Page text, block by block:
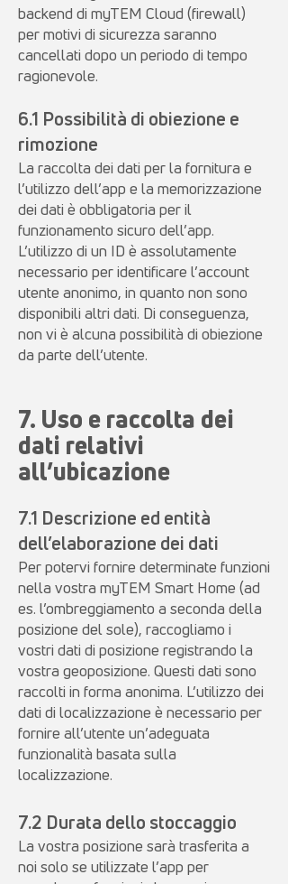
backend di myTEM Cloud (firewall)
per motivi di sicurezza saranno
cancellati dopo un periodo di tempo
ragionevole.
6.1 Possibilità di obiezione e
rimozione
La raccolta dei dati per la fornitura e
l’utilizzo dell’app e la memorizzazione
dei dati è obbligatoria per il
funzionamento sicuro dell’app.
L’utilizzo di un ID è assolutamente
necessario per identificare l’account
utente anonimo, in quanto non sono
disponibili altri dati. Di conseguenza,
non vi è alcuna possibilità di obiezione
da parte dell’utente.
7. Uso e raccolta dei
dati relativi
all’ubicazione
7.1 Descrizione ed entità
dell’elaborazione dei dati
Per potervi fornire determinate funzioni
nella vostra myTEM Smart Home (ad
es. l’ombreggiamento a seconda della
posizione del sole), raccogliamo i
vostri dati di posizione registrando la
vostra geoposizione. Questi dati sono
raccolti in forma anonima. L’utilizzo dei
dati di localizzazione è necessario per
fornire all’utente un’adeguata
funzionalità basata sulla
localizzazione.
7.2 Durata dello stoccaggio
La vostra posizione sarà trasferita a
noi solo se utilizzate l’app per